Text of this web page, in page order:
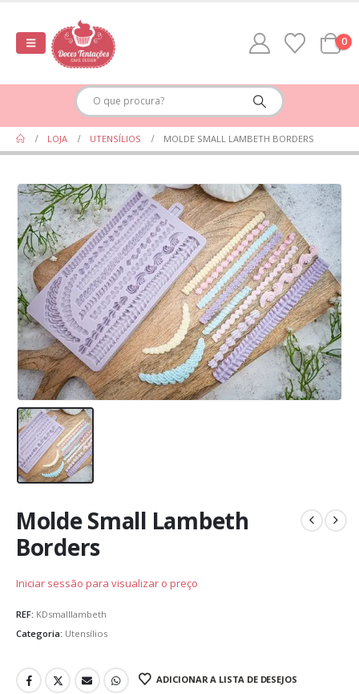
0
LOJA UTENSÍLIOS MOLDE SMALL LAMBETH BORDERS
Molde Small Lambeth
Borders
Iniciar sessão para visualizar o preço
REF: KDsmalllambeth
Categoria: Utensílios
ADICIONAR A LISTA DE DESEJOS